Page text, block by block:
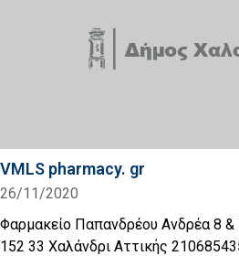
VMLS pharmacy. gr
26/11/2020
Φαρμακείο Παπανδρέου Ανδρέα 8 &
152 33 Χαλάνδρι Αττικής